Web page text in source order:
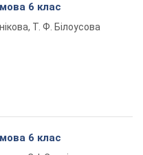
6 клас
Т. Ф. Білоусова
6 клас